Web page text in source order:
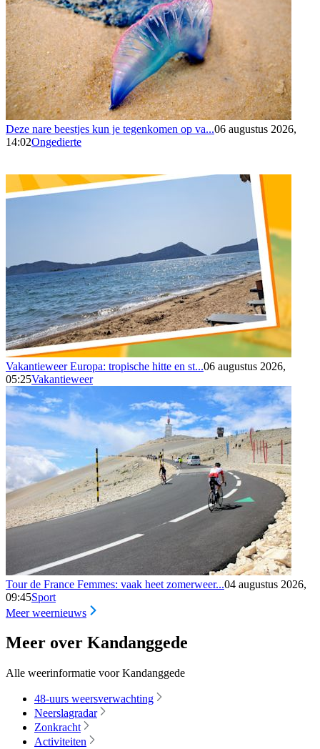
Deze nare beestjes kun je tegenkomen op va...06 augustus 2026,
14:02Ongedierte
Vakantieweer Europa: tropische hitte en st...06 augustus 2026,
05:25Vakantieweer
Tour de France Femmes: vaak heet zomerweer...04 augustus 2026,
09:45Sport
Meer weernieuws
Meer over Kandanggede
Alle weerinformatie voor Kandanggede
48-uurs weersverwachting
Neerslagradar
Zonkracht
Activiteiten